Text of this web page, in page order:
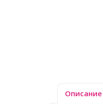
Описание